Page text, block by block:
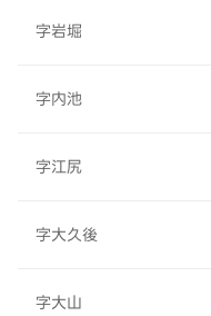
字岩堀
字内池
字江尻
字大久後
字大山